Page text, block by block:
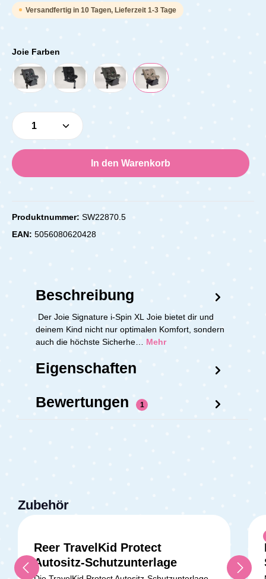
Versandfertig in 10 Tagen, Lieferzeit 1-3 Tage
Joie Farben
Produkt Anzahl: Gib den gewünschten
In den Warenkorb
Produktnummer: SW22870.5
EAN: 5056080620428
Beschreibung
Der Joie Signature i-Spin XL Joie bietet dir und
deinem Kind nicht nur optimalen Komfort, sondern
auch die höchste Sicherhe… Mehr
Eigenschaften
Bewertungen 1
Zubehör
Reer TravelKid Protect
Autositz-Schutzunterlage